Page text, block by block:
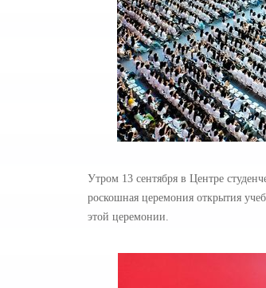
Утром 13 сентября в Центре
роскошная церемония открытия
этой церемонии.